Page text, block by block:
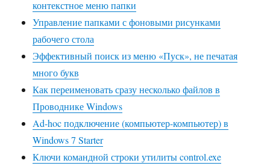
контекстное меню папки
Управление папками с фоновыми рисунками
рабочего стола
Эффективный поиск из меню «Пуск», не печатая
много букв
Как переименовать сразу несколько файлов в
Проводнике Windows
Ad-hoc подключение (компьютер-компьютер) в
Windows 7 Starter
Ключи командной строки утилиты control.exe